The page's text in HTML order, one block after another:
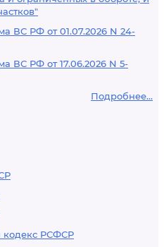
ВС РФ от 01.07.2026 N 24-
ВС РФ от 17.06.2026 N 5-
Подробнее...
кодекс РСФСР